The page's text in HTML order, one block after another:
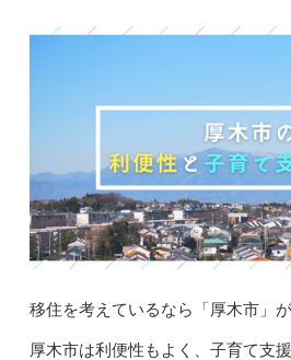
移住を考えているなら「厚木市」
厚木市は利便性もよく、子育て支